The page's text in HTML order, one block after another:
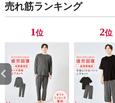
チック 北欧 ナチ
ュラル スタッキ
抗菌汁椀 和風 洋
風 碗 鉢 味噌汁
スープボウル
BPAフリー
チック 北欧
ュラル ス
抗菌汁椀
風 碗 鉢 味
スープボウ
BPAフリー
売れ筋ランキング
1位 2位